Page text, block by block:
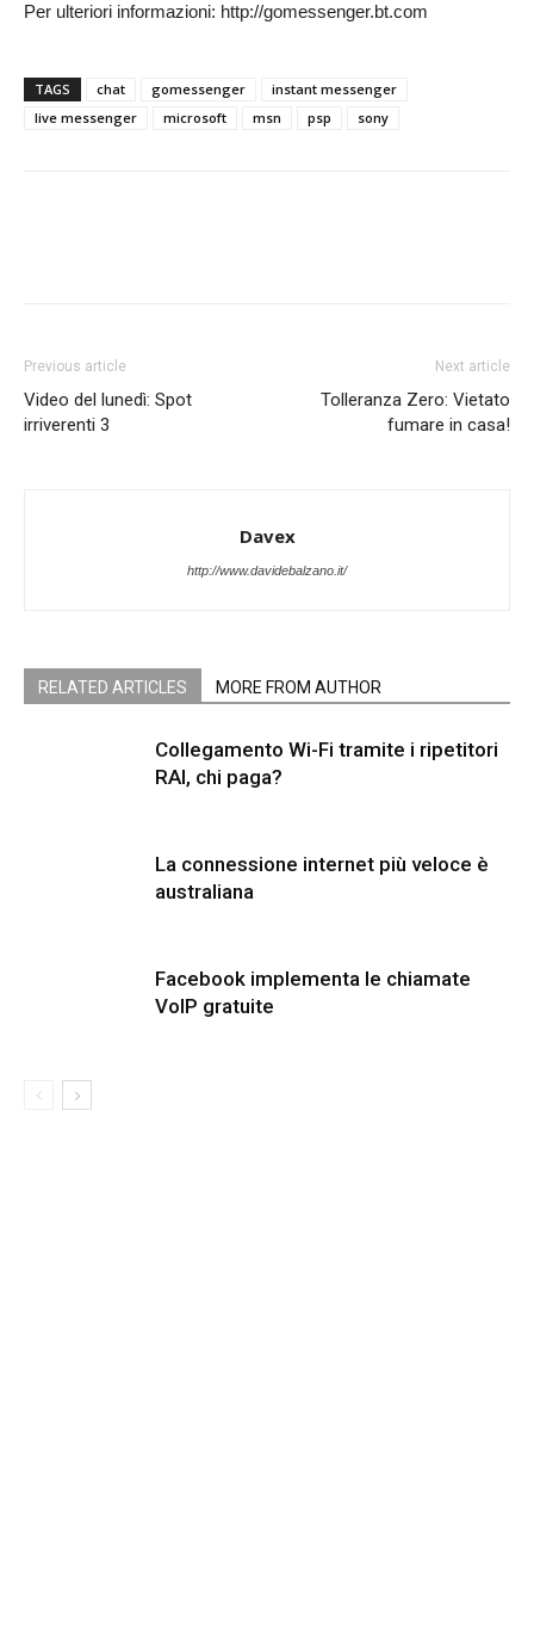
Per ulteriori informazioni: http://gomessenger.bt.com
TAGS chat gomessenger
instant messenger
live messenger
microsoft msn psp sony
Previous article
Video del lunedì: Spot
irriverenti 3
Next article
Tolleranza Zero: Vietato
fumare in casa!
Davex
http://www.davidebalzano.it/
RELATED ARTICLES MORE FROM AUTHOR
Collegamento Wi-Fi tramite i ripetitori
RAI, chi paga?
La connessione internet più veloce è
australiana
Facebook implementa le chiamate
VoIP gratuite